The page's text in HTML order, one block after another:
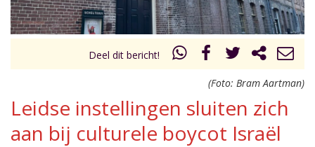
Deel dit bericht!
(Foto: Bram Aartman)
Leidse instellingen sluiten zich
aan bij culturele boycot Israël